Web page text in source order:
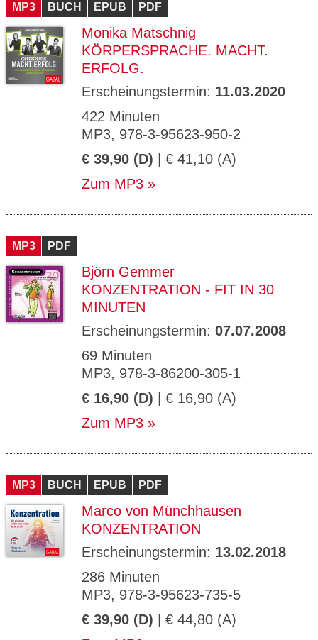
MP3 BUCH EPUB PDF
Monika Matschnig
KÖRPERSPRACHE. MACHT.
ERFOLG.
Erscheinungstermin: 11.03.2020
422 Minuten
MP3, 978-3-95623-950-2
€ 39,90 (D) | € 41,10 (A)
Zum MP3
MP3 PDF
Björn Gemmer
KONZENTRATION - FIT IN 30
MINUTEN
Erscheinungstermin: 07.07.2008
69 Minuten
MP3, 978-3-86200-305-1
€ 16,90 (D) | € 16,90 (A)
Zum MP3
MP3 BUCH EPUB PDF
Marco von Münchhausen
KONZENTRATION
Erscheinungstermin: 13.02.2018
286 Minuten
MP3, 978-3-95623-735-5
€ 39,90 (D) | € 44,80 (A)